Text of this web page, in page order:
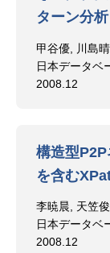
ターン分析
甲谷優, 川島
日本データベ
2008.12
構造型
を含む
李暁晨, 天笠
日本データベ
2008.12